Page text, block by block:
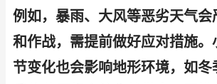
例如，暴雨、大风等恶劣天气会
和作战，需提前做好应对措施。
节变化也会影响地形环境，如